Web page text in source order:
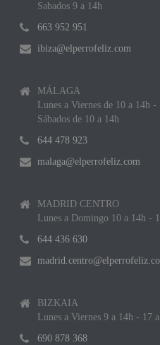
Sabados 9 a 14h
663 952 951
ibiza@elperrofeliz.com
MÁLAGA
Lunes a Viernes de 10 a 14h -
Sábados de 10 a 14h
644 478 923
malaga@elperrofeliz.com
MADRID CENTRO
Lunes a Domingo 10 a 14h -
644 436 630
BIZKAIA
Lunes a Viernes 9 a 14h - 17
690 878 368